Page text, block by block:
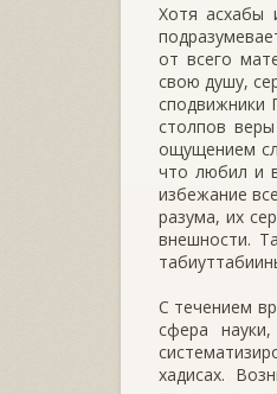
Хотя асхабы
от всего
свою душу,
сподвижники
столпов
ощущением
что любил и
избежание
разума, их
внешности.
С течением
сфера
хадисах.